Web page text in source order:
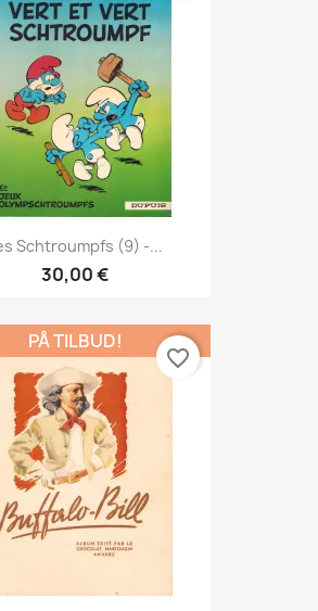
Schtroumpfs (9) -...
30,00 €
PÅ TILBUD!
favorite_border